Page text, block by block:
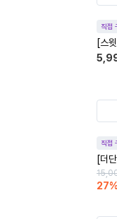
직접
[스
직접
[더
27%